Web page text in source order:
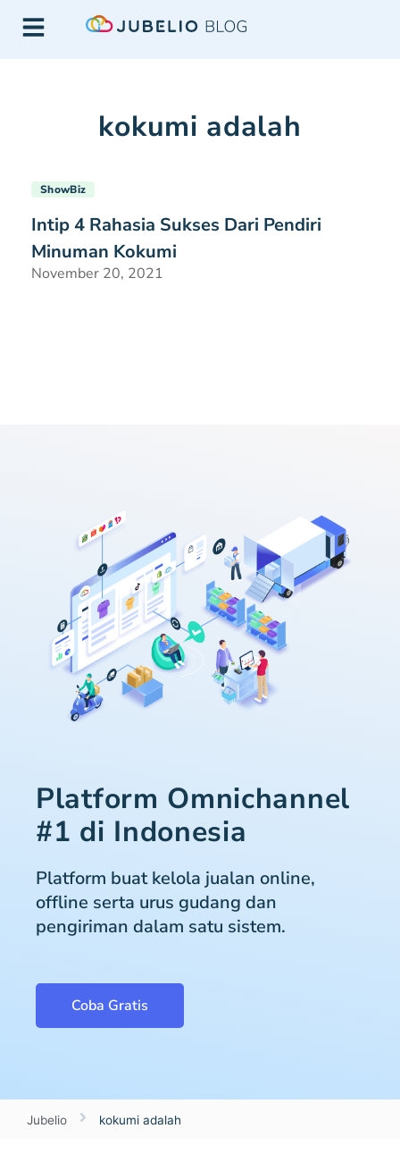
kokumi adalah
ShowBiz
Intip 4 Rahasia Sukses Dari Pendiri
Minuman Kokumi
November 20, 2021
Platform Omnichannel
#1 di Indonesia
Platform buat kelola jualan online,
offline serta urus gudang dan
pengiriman dalam satu sistem.
Coba Gratis
Jubelio kokumi adalah